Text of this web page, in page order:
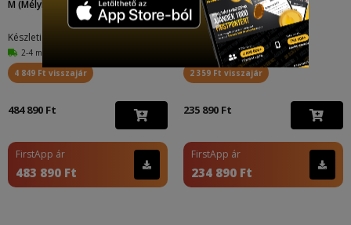
M (Mélykék)
Készletinfó:
2-4 munkanap
4 849 Ft visszajár
484 890 Ft
FirstApp ár
483 890 Ft
l 256GB (Fekete) - ...
Készletinfó:
2-4 munkanap
2 359 Ft visszajár
235 890 Ft
FirstApp ár
234 890 Ft